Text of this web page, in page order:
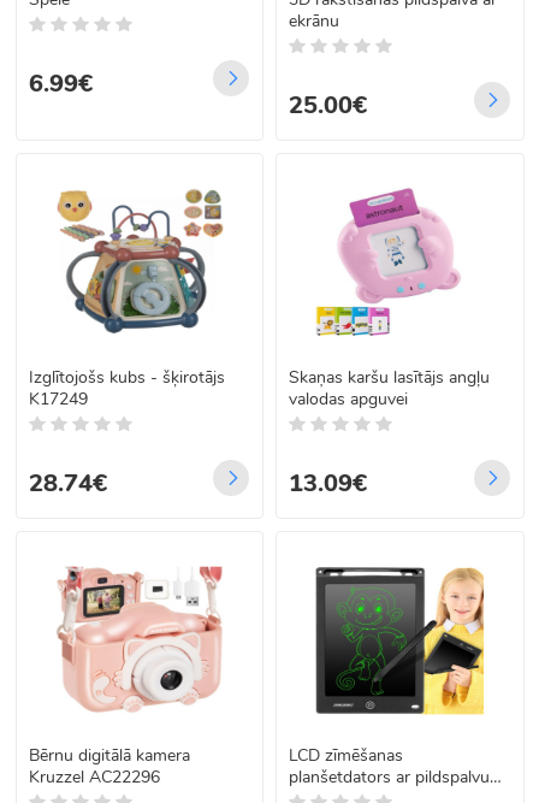
6.99€
ekrānu
25.00€
Izglītojošs kubs - šķirotājs
K17249
28.74€
Skaņas karšu lasītājs angļu
valodas apguvei
13.09€
Bērnu digitālā kamera
Kruzzel AC22296
LCD zīmēšanas
planšetdators ar pildspalvu